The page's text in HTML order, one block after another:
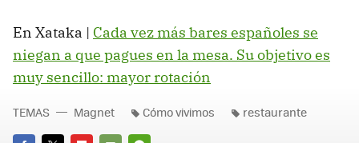
En Xataka | Cada vez más bares españoles se
niegan a que pagues en la mesa. Su objetivo es
muy sencillo: mayor rotación
TEMAS Magnet Cómo vivimos restaurante